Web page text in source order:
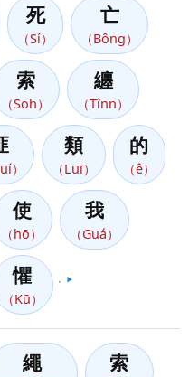
死
（Sí）
亡
（Bông）
索
（Soh）
纏
（Tînn）
）
類
（Luī）
的
（ê）
使
（hō）
我
（Guá）
懼
（Kū）
▶️
繩 索